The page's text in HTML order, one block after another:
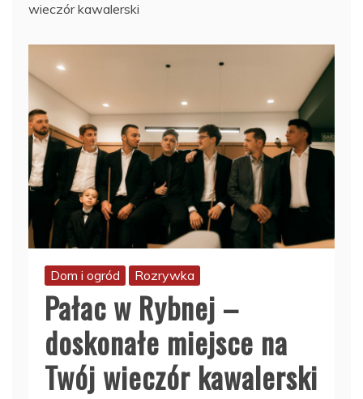
wieczór kawalerski
Dom i ogród Rozrywka
Pałac w Rybnej –
doskonałe miejsce na
Twój wieczór kawalerski